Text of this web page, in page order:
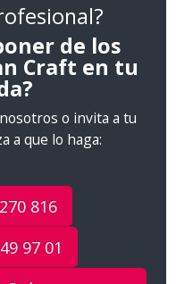
de los
Craft en tu
o invita a tu
a que lo haga:
816
97 01